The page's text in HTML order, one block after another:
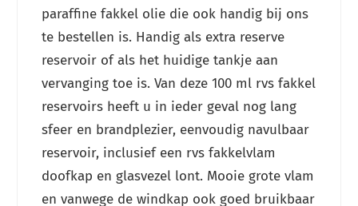
paraffine fakkel olie die ook handig bij ons
te bestellen is. Handig als extra reserve
reservoir of als het huidige tankje aan
vervanging toe is. Van deze 100 ml rvs fakkel
reservoirs heeft u in ieder geval nog lang
sfeer en brandplezier, eenvoudig navulbaar
reservoir, inclusief een rvs fakkelvlam
doofkap en glasvezel lont. Mooie grote vlam
en vanwege de windkap ook goed bruikbaar